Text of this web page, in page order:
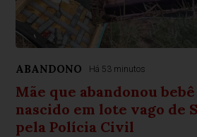
ABANDONO Há 53 minutos
Mãe que abandonou
nascido em lote vago de
pela Polícia Civil